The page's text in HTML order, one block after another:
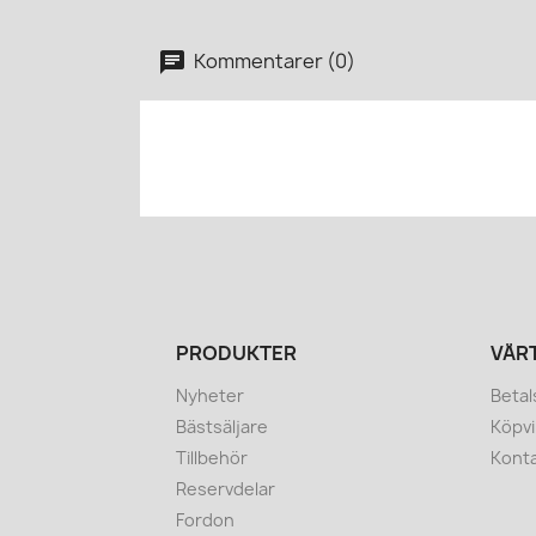
Kommentarer (0)
PRODUKTER
Nyheter
Bästsäljare
Tillbehör
Reservdelar
Fordon